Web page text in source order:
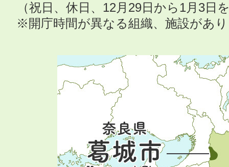
（祝日、休日、12月29日から1月3日
※開庁時間が異なる組織、施設があ